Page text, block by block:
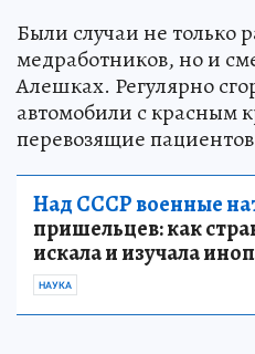
Были случаи не только
медработников, но и
Алешках. Регулярно
автомобили с красным
перевозящие
Над СССР военные
пришельцев: как
искала и изучала
НАУКА